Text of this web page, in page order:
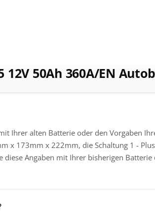
12V 50Ah 360A/EN
Ihrer alten Batterie oder den Vorgaben
x 173mm x 222mm, die Schaltung 1 -
Angaben mit Ihrer bisherigen Batterie